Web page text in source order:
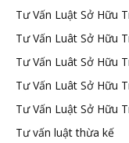
Tư Vấn Luật Sở Hữu
Tư Vấn Luât Sở Hữu
Tư Vấn Luât Sở Hữu
Tư Vấn Luât Sở Hữu
Tư Vấn Luật Sở Hữu
Tư vấn luật thừa kế